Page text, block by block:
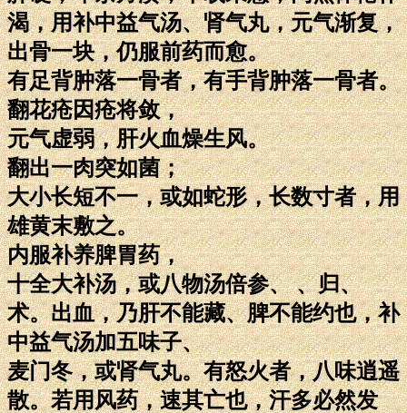
渴，用补中益气汤、肾气丸，元气渐复，
出骨一块，仍服前药而愈。
有足背肿落一骨者，有手背肿落一骨者。
翻花疮因疮将敛，
元气虚弱，肝火血燥生风。
翻出一肉突如菌；
大小长短不一，或如蛇形，长数寸者，用
雄黄末敷之。
内服补养脾胃药，
十全大补汤，或八物汤倍参、 、归、
术。出血，乃肝不能藏、脾不能约也，补
中益气汤加五味子、
麦门冬，或肾气丸。有怒火者，八味逍遥
散。若用风药，速其亡也，汗多必然发